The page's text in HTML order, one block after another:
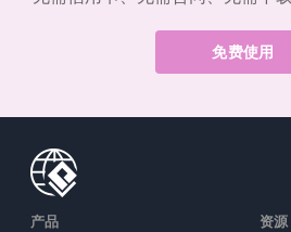
免费使用
产品 资源